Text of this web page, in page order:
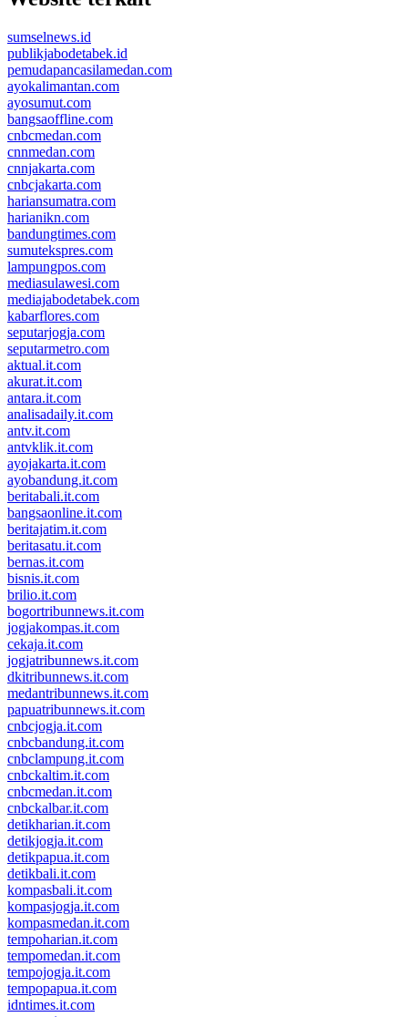
sumselnews.id
publikjabodetabek.id
pemudapancasilamedan.com
ayokalimantan.com
ayosumut.com
bangsaoffline.com
cnbcmedan.com
cnnmedan.com
cnnjakarta.com
cnbcjakarta.com
hariansumatra.com
harianikn.com
bandungtimes.com
sumutekspres.com
lampungpos.com
mediasulawesi.com
mediajabodetabek.com
kabarflores.com
seputarjogja.com
seputarmetro.com
aktual.it.com
akurat.it.com
antara.it.com
analisadaily.it.com
antv.it.com
antvklik.it.com
ayojakarta.it.com
ayobandung.it.com
beritabali.it.com
bangsaonline.it.com
beritajatim.it.com
beritasatu.it.com
bernas.it.com
bisnis.it.com
brilio.it.com
bogortribunnews.it.com
jogjakompas.it.com
cekaja.it.com
jogjatribunnews.it.com
dkitribunnews.it.com
medantribunnews.it.com
papuatribunnews.it.com
cnbcjogja.it.com
cnbcbandung.it.com
cnbclampung.it.com
cnbckaltim.it.com
cnbcmedan.it.com
cnbckalbar.it.com
detikharian.it.com
detikjogja.it.com
detikpapua.it.com
detikbali.it.com
kompasbali.it.com
kompasjogja.it.com
kompasmedan.it.com
tempoharian.it.com
tempomedan.it.com
tempojogja.it.com
tempopapua.it.com
idntimes.it.com